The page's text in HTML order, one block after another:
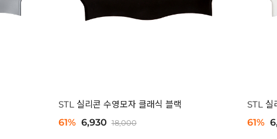
STL 실리콘 수영모자 클래식 블랙
61% 6,930 18,000
STL 실
61%